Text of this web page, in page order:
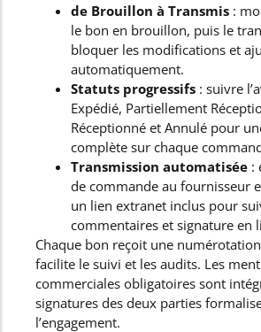
de Brouillon à Transmis :
le bon en brouillon, puis le
bloquer les modifications et
automatiquement.
Statuts progressifs : suivre
Expédié, Partiellement
Réceptionné et Annulé pour
complète sur chaque
Transmission automatisée :
de commande au fournisseur
un lien extranet inclus pour
commentaires et signature en
Chaque bon reçoit une
facilite le suivi et les audits. Les
commerciales obligatoires sont
signatures des deux parties
l’engagement.